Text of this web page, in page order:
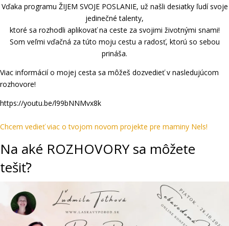
Vďaka programu ŽIJEM SVOJE POSLANIE, už našli desiatky ľudí svoje
jedinečné talenty,
ktoré sa rozhodli aplikovať na ceste za svojimi životnými snami!
Som veľmi vďačná za túto moju cestu a radosť, ktorú so sebou
prináša.
Viac informácií o mojej cesta sa môžeš dozvedieť v nasledujúcom
rozhovore!
https://youtu.be/l99bNNMvx8k
Chcem vedieť viac o tvojom novom projekte pre maminy Nels!
Na aké ROZHOVORY sa môžete
tešiť?